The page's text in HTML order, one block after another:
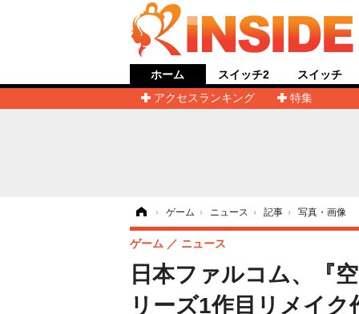
ホーム
アクセスランキング
特集
スイッチ2 スイッチ
› ゲーム › ニュース › 記事 › 写真・画像
日本ファルコム、『
リーズ1作目リメイ
ゲーム ニュース